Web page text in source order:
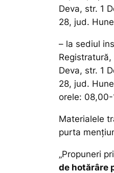
Deva, str. 1
28, jud.
– la sediul
Deva, str. 1
28, jud.
orele:
Materialele
purta
„Propuneri
de hotărâre